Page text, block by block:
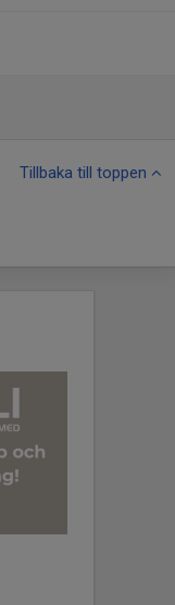
Tillbaka till toppen